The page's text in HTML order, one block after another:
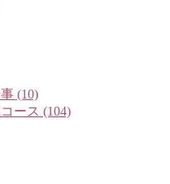
(10)
ース (104)